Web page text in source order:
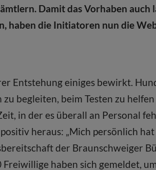
Damit das Vorhaben auch
haben die Initiatoren nun die
Entstehung einiges bewirkt.
begleiten, beim Testen zu
in der es überall an Personal
heraus: „Mich persönlich
der Braunschweiger
haben sich gemeldet,